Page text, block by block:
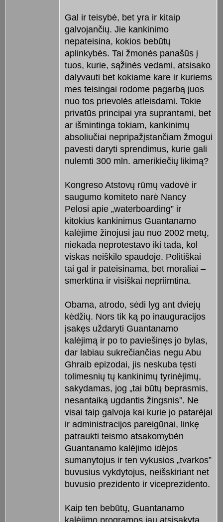
Gal ir teisybė, bet yra ir kitaip
galvojančių. Jie kankinimo
nepateisina, kokios bebūtų
aplinkybės. Tai žmonės panašūs į
tuos, kurie, sąžinės vedami, atsisako
dalyvauti bet kokiame kare ir kuriems
mes teisingai rodome pagarbą juos
nuo tos prievolės atleisdami. Tokie
privatūs principai yra suprantami, bet
ar išmintinga tokiam, kankinimų
absoliučiai nepripažįstančiam žmogui
pavesti daryti sprendimus, kurie gali
nulemti 300 mln. amerikiečių likimą?
Kongreso Atstovų rūmų vadovė ir
saugumo komiteto narė Nancy
Pelosi apie „waterboarding” ir
kitokius kankinimus Guantanamo
kalėjime žinojusi jau nuo 2002 metų,
niekada neprotestavo iki tada, kol
viskas neiškilo spaudoje. Politiškai
tai gal ir pateisinama, bet moraliai –
smerktina ir visiškai nepriimtina.
Obama, atrodo, sėdi lyg ant dviejų
kėdžių. Nors tik ką po inauguracijos
įsakęs uždaryti Guantanamo
kalėjimą ir po to paviešinęs jo bylas,
dar labiau sukrečiančias negu Abu
Ghraib epizodai, jis neskuba tęsti
tolimesnių tų kankinimų tyrinėjimų,
sakydamas, jog „tai būtų beprasmis,
nesantaiką ugdantis žingsnis”. Ne
visai taip galvoja kai kurie jo patarėjai
ir administracijos pareigūnai, linkę
patraukti teismo atsakomybėn
Guantanamo kalėjimo idėjos
sumanytojus ir ten vykusios „tvarkos”
buvusius vykdytojus, neišskiriant net
buvusio prezidento ir viceprezidento.
Kaip ten bebūtų, Guantanamo
kalėjimo programos jau atsisakyta,